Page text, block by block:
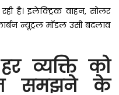
है। इलेक्ट्रिक वाहन, सोलर
न्यूट्रल मॉडल उसी बदलाव
व्यक्ति को
समझने के